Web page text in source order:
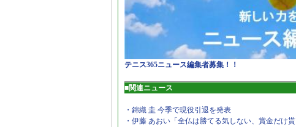
テニス365ニュース編集者募集！！
■関連ニュース
・錦織 圭 今季で現役引退を発表
・伊藤 あおい「全仏は勝てる気しない、賞金だけ貰